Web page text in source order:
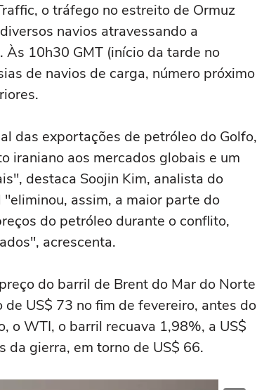
o tráfego no estreito de Ormuz
navios atravessando a
10h30 GMT (início da tarde no
de navios de carga, número próximo
das exportações de petróleo do Golfo,
iraniano aos mercados globais e um
destaca Soojin Kim, analista do
assim, a maior parte do
do petróleo durante o conflito,
acrescenta.
do barril de Brent do Mar do Norte
US$ 73 no fim de fevereiro, antes do
o WTI, o barril recuava 1,98%, a US$
da gierra, em torno de US$ 66.